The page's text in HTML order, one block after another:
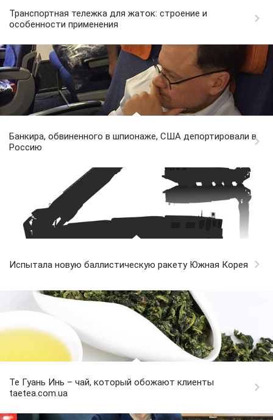
Транспортная тележка для жаток: строение и
особенности применения
Банкира, обвиненного в шпионаже, США депортировали в
Россию
Испытала новую баллистическую ракету Южная Корея
Те Гуань Инь – чай, который обожают клиенты
taetea.com.ua